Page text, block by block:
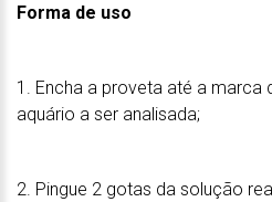
Forma de uso
1. Encha a proveta até a marca
aquário a ser analisada;
2. Pingue 2 gotas da solução